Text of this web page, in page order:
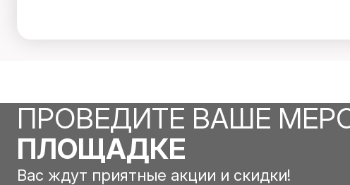
ПРОВЕДИТЕ ВАШЕ
ПЛОЩАДКЕ
Вас ждут приятные акции и скидки!